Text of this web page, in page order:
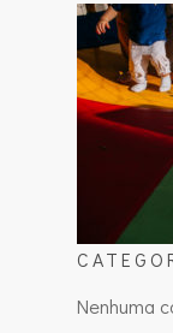
Nenhuma